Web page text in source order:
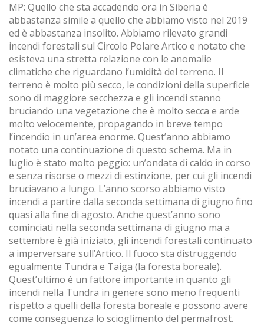
MP: Quello che sta accadendo ora in Siberia è
abbastanza simile a quello che abbiamo visto nel 2019
ed è abbastanza insolito. Abbiamo rilevato grandi
incendi forestali sul Circolo Polare Artico e notato che
esisteva una stretta relazione con le anomalie
climatiche che riguardano l’umidità del terreno. Il
terreno è molto più secco, le condizioni della superficie
sono di maggiore secchezza e gli incendi stanno
bruciando una vegetazione che è molto secca e arde
molto velocemente, propagando in breve tempo
l’incendio in un’area enorme. Quest’anno abbiamo
notato una continuazione di questo schema. Ma in
luglio è stato molto peggio: un’ondata di caldo in corso
e senza risorse o mezzi di estinzione, per cui gli incendi
bruciavano a lungo. L’anno scorso abbiamo visto
incendi a partire dalla seconda settimana di giugno fino
quasi alla fine di agosto. Anche quest’anno sono
cominciati nella seconda settimana di giugno ma a
settembre è già iniziato, gli incendi forestali continuato
a imperversare sull’Artico. Il fuoco sta distruggendo
egualmente Tundra e Taiga (la foresta boreale).
Quest’ultimo è un fattore importante in quanto gli
incendi nella Tundra in genere sono meno frequenti
rispetto a quelli della foresta boreale e possono avere
come conseguenza lo scioglimento del permafrost.